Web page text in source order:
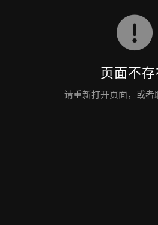
页面不存
请重新打开页面，或者